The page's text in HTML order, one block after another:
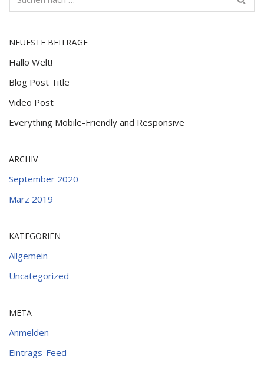
NEUESTE BEITRÄGE
Hallo Welt!
Blog Post Title
Video Post
Everything Mobile-Friendly and Responsive
ARCHIV
September 2020
März 2019
KATEGORIEN
Allgemein
Uncategorized
META
Anmelden
Eintrags-Feed